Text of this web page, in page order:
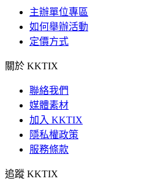
主辦單位專區
如何舉辦活動
定價方式
關於 KKTIX
聯絡我們
媒體素材
加入 KKTIX
隱私權政策
服務條款
追蹤 KKTIX